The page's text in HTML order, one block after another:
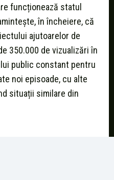
funcționează statul
în încheiere, că
ajutoarelor de
350.000 de vizualizări în
public constant pentru
noi episoade, cu alte
situații similare din